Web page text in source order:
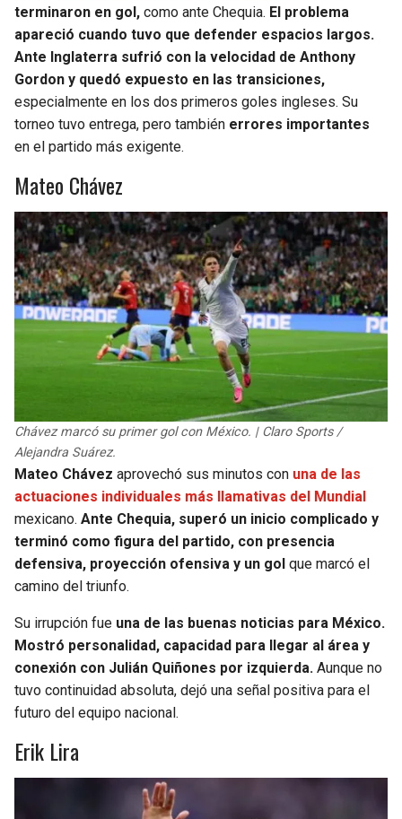
terminaron en gol, como ante Chequia. El problema
apareció cuando tuvo que defender espacios largos.
Ante Inglaterra sufrió con la velocidad de Anthony
Gordon y quedó expuesto en las transiciones,
especialmente en los dos primeros goles ingleses. Su
torneo tuvo entrega, pero también errores importantes
en el partido más exigente.
Mateo Chávez
Chávez marcó su primer gol con México. | Claro Sports /
Alejandra Suárez.
Mateo Chávez aprovechó sus minutos con una de las
actuaciones individuales más llamativas del Mundial
mexicano. Ante Chequia, superó un inicio complicado y
terminó como figura del partido, con presencia
defensiva, proyección ofensiva y un gol que marcó el
camino del triunfo.
Su irrupción fue una de las buenas noticias para México.
Mostró personalidad, capacidad para llegar al área y
conexión con Julián Quiñones por izquierda. Aunque no
tuvo continuidad absoluta, dejó una señal positiva para el
futuro del equipo nacional.
Erik Lira